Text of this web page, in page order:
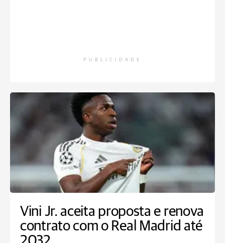
PUBLICIDADE
Vini Jr. aceita proposta e renova
contrato com o Real Madrid até